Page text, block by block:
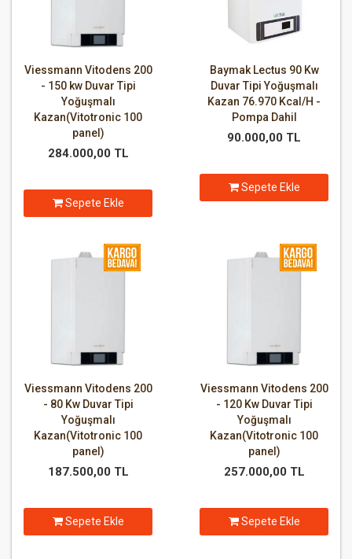
Viessmann Vitodens 200
- 150 kw Duvar Tipi
Yoğuşmalı
Kazan(Vitotronic 100
panel)
284.000,00 TL
Sepete Ekle
Baymak Lectus 90 Kw
Duvar Tipi Yoğuşmalı
Kazan 76.970 Kcal/H -
Pompa Dahil
90.000,00 TL
Sepete Ekle
Viessmann Vitodens 200
- 80 Kw Duvar Tipi
Yoğuşmalı
Kazan(Vitotronic 100
panel)
187.500,00 TL
Sepete Ekle
Viessmann Vitodens 200
- 120 Kw Duvar Tipi
Yoğuşmalı
Kazan(Vitotronic 100
panel)
257.000,00 TL
Sepete Ekle